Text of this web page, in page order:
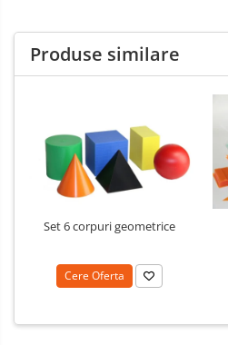
Produse similare
Set 6 corpuri geometrice
Cere Oferta